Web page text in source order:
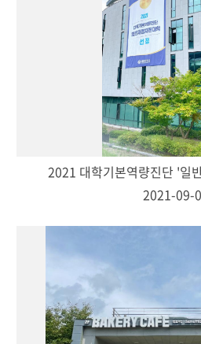
2021 대학기본역량진단 '일
2021-09-